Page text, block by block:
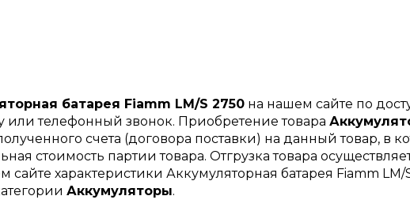
батарея Fiamm LM/S 2750 на нашем сайте по
или телефонный звонок. Приобретение товара
счета (договора поставки) на данный товар, в
стоимость партии товара. Отгрузка товара
характеристики Аккумуляторная батарея Fiamm LM/
Аккумуляторы.